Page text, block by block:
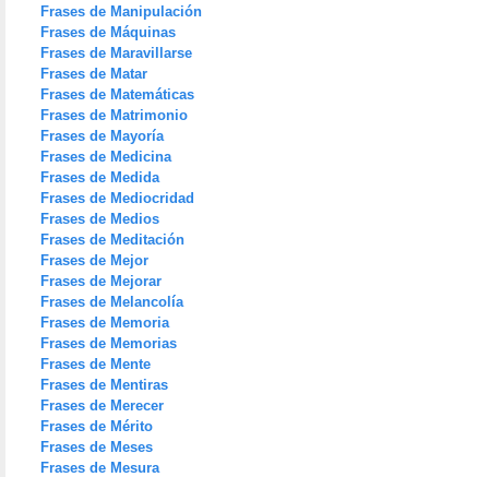
Frases de Manipulación
Frases de Máquinas
Frases de Maravillarse
Frases de Matar
Frases de Matemáticas
Frases de Matrimonio
Frases de Mayoría
Frases de Medicina
Frases de Medida
Frases de Mediocridad
Frases de Medios
Frases de Meditación
Frases de Mejor
Frases de Mejorar
Frases de Melancolía
Frases de Memoria
Frases de Memorias
Frases de Mente
Frases de Mentiras
Frases de Merecer
Frases de Mérito
Frases de Meses
Frases de Mesura